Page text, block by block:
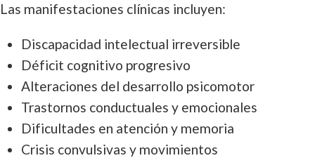
Las manifestaciones clínicas incluyen:
Discapacidad intelectual irreversible
Déficit cognitivo progresivo
Alteraciones del desarrollo psicomotor
Trastornos conductuales y emocionales
Dificultades en atención y memoria
Crisis convulsivas y movimientos